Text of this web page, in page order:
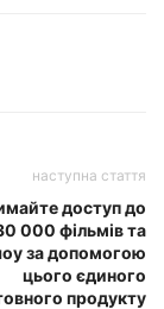
наступна стаття
доступ до
000 фільмів та
за допомогою
цього єдиного
продукту